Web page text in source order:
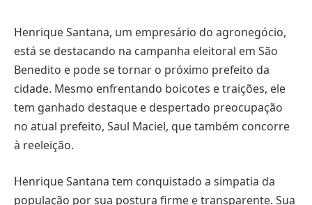
Henrique Santana, um empresário do agronegócio,
está se destacando na campanha eleitoral em São
Benedito e pode se tornar o próximo prefeito da
cidade. Mesmo enfrentando boicotes e traições, ele
tem ganhado destaque e despertado preocupação
no atual prefeito, Saul Maciel, que também concorre
à reeleição.
Henrique Santana tem conquistado a simpatia da
população por sua postura firme e transparente. Sua